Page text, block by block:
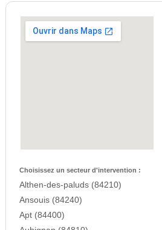
Choisissez un secteur d'intervention :
Althen-des-paluds (84210)
Ansouis (84240)
Apt (84400)